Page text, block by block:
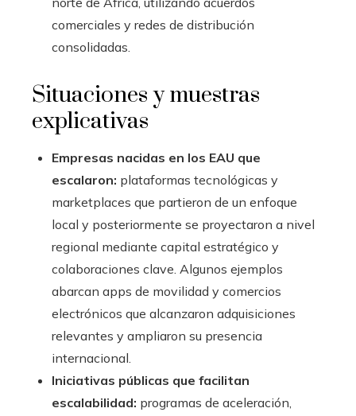
comerciales y redes de distribución
consolidadas.
Situaciones y muestras
explicativas
Empresas nacidas en los EAU que
escalaron: plataformas tecnológicas y
marketplaces que partieron de un enfoque
local y posteriormente se proyectaron a nivel
regional mediante capital estratégico y
colaboraciones clave. Algunos ejemplos
abarcan apps de movilidad y comercios
electrónicos que alcanzaron adquisiciones
relevantes y ampliaron su presencia
internacional.
Iniciativas públicas que facilitan
escalabilidad: programas de aceleración,